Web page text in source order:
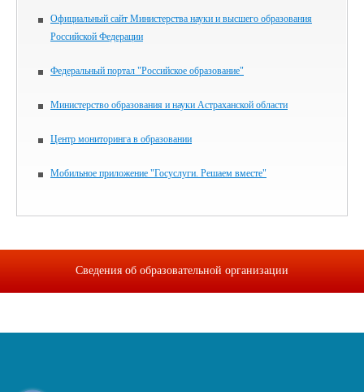
Официальный сайт Министерства науки и высшего образования
Российской Федерации
Федеральный портал "Российское образование"
Министерство образования и науки Астраханской области
Центр мониторинга в образовании
Мобильное приложение "Госуслуги. Решаем вместе"
Сведения об образовательной организации